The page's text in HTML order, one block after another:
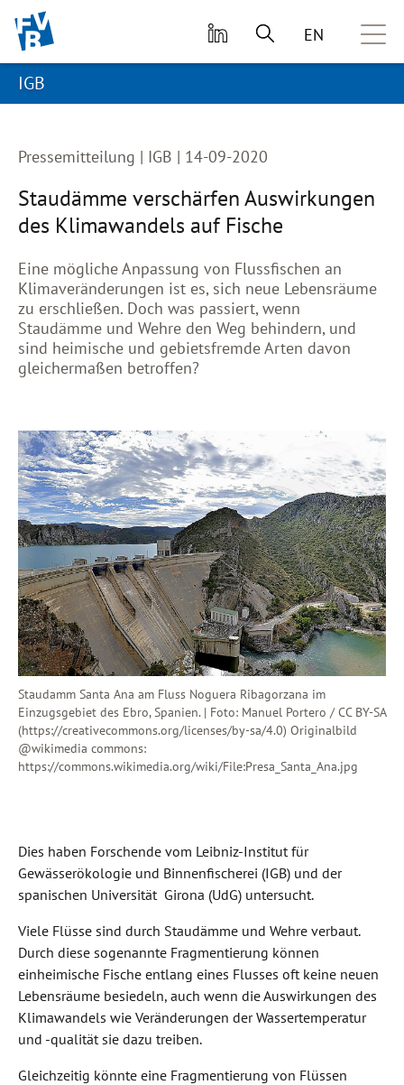
zum primären Inhalt springen
EN
IGB
Pressemitteilung | IGB | 14-09-2020
Staudämme verschärfen Auswirkungen
des Klimawandels auf Fische
Eine mögliche Anpassung von Flussfischen an
Klimaveränderungen ist es, sich neue Lebensräume
zu erschließen. Doch was passiert, wenn
Staudämme und Wehre den Weg behindern, und
sind heimische und gebietsfremde Arten davon
gleichermaßen betroffen?
Staudamm Santa Ana am Fluss Noguera Ribagorzana im
Einzugsgebiet des Ebro, Spanien. | Foto: Manuel Portero / CC BY-SA
(https://creativecommons.org/licenses/by-sa/4.0) Originalbild
@wikimedia commons:
https://commons.wikimedia.org/wiki/File:Presa_Santa_Ana.jpg
Dies haben Forschende vom Leibniz-Institut für
Gewässerökologie und Binnenfischerei (IGB) und der
spanischen Universität Girona (UdG) untersucht.
Viele Flüsse sind durch Staudämme und Wehre verbaut.
Durch diese sogenannte Fragmentierung können
einheimische Fische entlang eines Flusses oft keine neuen
Lebensräume besiedeln, auch wenn die Auswirkungen des
Klimawandels wie Veränderungen der Wassertemperatur
und -qualität sie dazu treiben.
Gleichzeitig könnte eine Fragmentierung von Flüssen